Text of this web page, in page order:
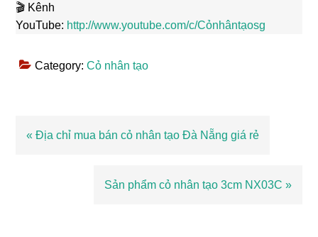
🎬 Kênh
YouTube: http://www.youtube.com/c/Cỏnhântạosg
Category:Cỏ nhân tạo
Bài
« Địa chỉ mua bán cỏ nhân tạo Đà Nẵng giá rẻ
Bài
Sản phẩm cỏ nhân tạo 3cm NX03C »